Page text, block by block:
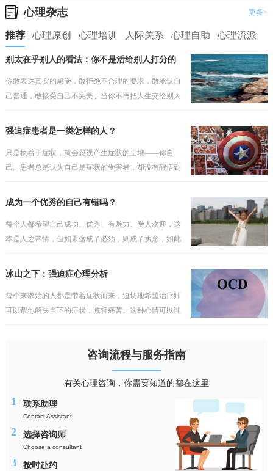
心理杂志 更多>
推荐 心理原创 心理培训 人际关系 心理自助 心理流派
别太在乎别人的看法：你不是活给别人打分的
你敢表达真实的感受，敢拒绝不合理的要求，敢承认自
己普通，敢接受自己不完美。当你不再把人生交给别人
强迫症患者是一类怎样的人？
只是执着于症状，就会忽视产生症状的土壤——你自
己。患者总是认为自己是症状的受害者，却没有醒悟到
会如此轻易地被打破。他往往会埋怨某些人或事，认为
成为一个优秀的自己有错吗？
每个人都希望自己成功、优秀、有魅力、受人欢迎，这
本是人之常情，但如果这成了必须，则成了执念，如此
过陷入其中的人依然会把执念当成理想，当成纯真的追
冰山之下：强迫症心理分析
每个来求治的人都是带着症状而来，迫切地希望治疗师
可以帮他解决当下的症状，减轻痛苦。这种心情可以理
咨询流程与服务指南
有关心理咨询，你需要知道的都在这里
1 联系助理
Contact Assistant
2 选择咨询师
Choose a consultant
3 按时赴约